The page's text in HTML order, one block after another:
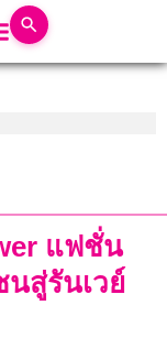
แฟชั่น
สู่รันเวย์